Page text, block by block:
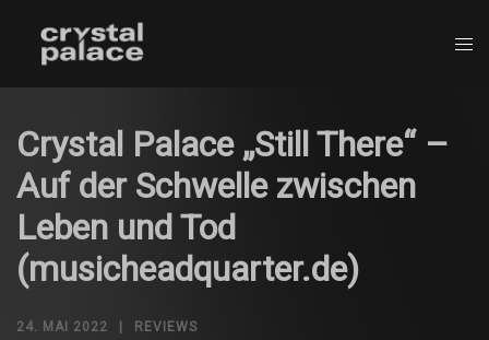
Inhalt
springen
Crystal Palace „Still There“ –
Auf der Schwelle zwischen
Leben und Tod
(musicheadquarter.de)
24. MAI 2022 REVIEWS